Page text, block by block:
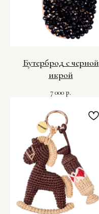
Бутерброд с черной
икрой
7 000 р.